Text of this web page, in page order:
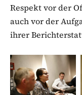
Respekt vor der
auch vor der
ihrer